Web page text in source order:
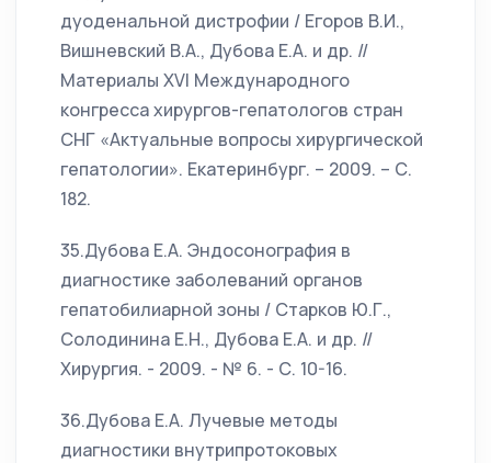
дуоденальной дистрофии / Егоров В.И.,
Вишневский В.А., Дубова Е.А. и др. //
Материалы XVI Международного
конгресса хирургов-гепатологов стран
СНГ «Актуальные вопросы хирургической
гепатологии». Екатеринбург. – 2009. – С.
182.
35.Дубова Е.А. Эндосонография в
диагностике заболеваний органов
гепатобилиарной зоны / Старков Ю.Г.,
Солодинина Е.Н., Дубова Е.А. и др. //
Хирургия. - 2009. - № 6. - С. 10-16.
36.Дубова Е.А. Лучевые методы
диагностики внутрипротоковых